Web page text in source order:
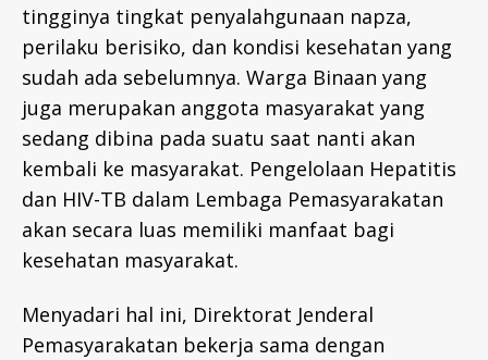
tingginya tingkat penyalahgunaan napza,
perilaku berisiko, dan kondisi kesehatan yang
sudah ada sebelumnya. Warga Binaan yang
juga merupakan anggota masyarakat yang
sedang dibina pada suatu saat nanti akan
kembali ke masyarakat. Pengelolaan Hepatitis
dan HIV-TB dalam Lembaga Pemasyarakatan
akan secara luas memiliki manfaat bagi
kesehatan masyarakat.
Menyadari hal ini, Direktorat Jenderal
Pemasyarakatan bekerja sama dengan